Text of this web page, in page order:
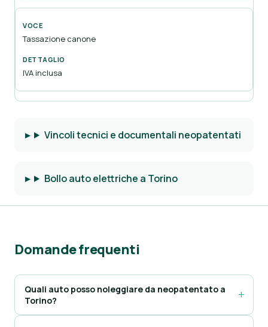
Tassazione canone
IVA inclusa
Vincoli tecnici e documentali neopatentati
Bollo auto elettriche a Torino
Domande frequenti
Quali auto posso noleggiare da neopatentato a
Torino?